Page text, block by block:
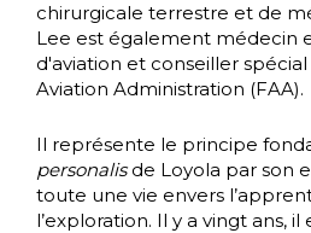
chirurgicale terrestre et de
Lee est également médecin
d'aviation et conseiller
Aviation Administration (FAA).
Il représente le principe
personalisde Loyola par son
toute une vie envers
l’exploration. Il y a vingt ans,